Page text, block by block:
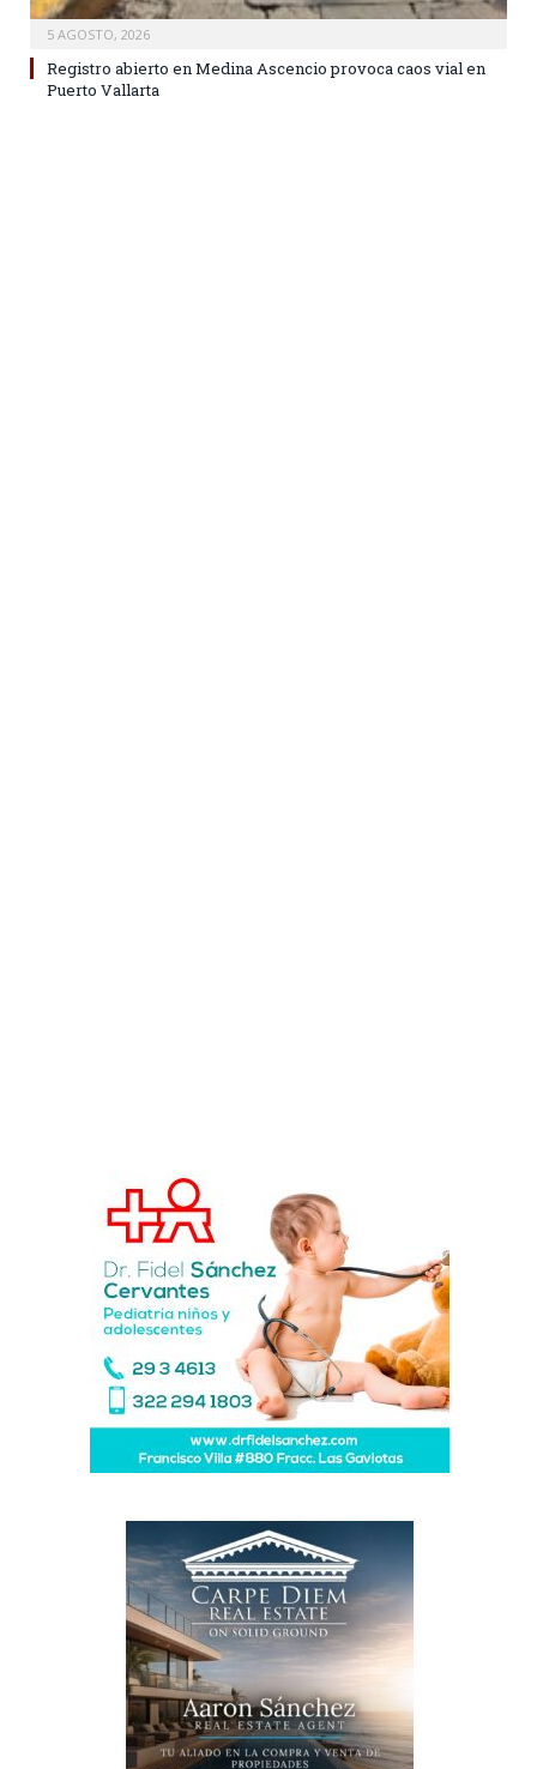
5 AGOSTO, 2026
Registro abierto en Medina Ascencio provoca caos vial en
Puerto Vallarta